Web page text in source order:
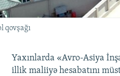
qovşağı
Yaxınlarda «Avro-Asiya
illik maliiyə hesabatını